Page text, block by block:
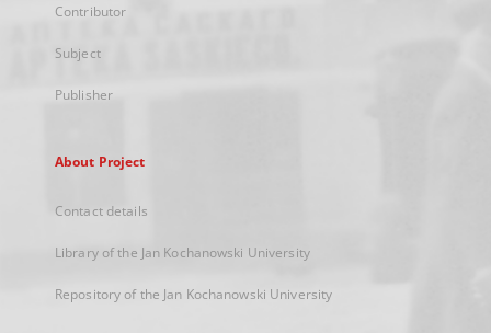
Contributor
Subject
Publisher
About Project
Contact details
Library of the Jan Kochanowski University
Repository of the Jan Kochanowski University